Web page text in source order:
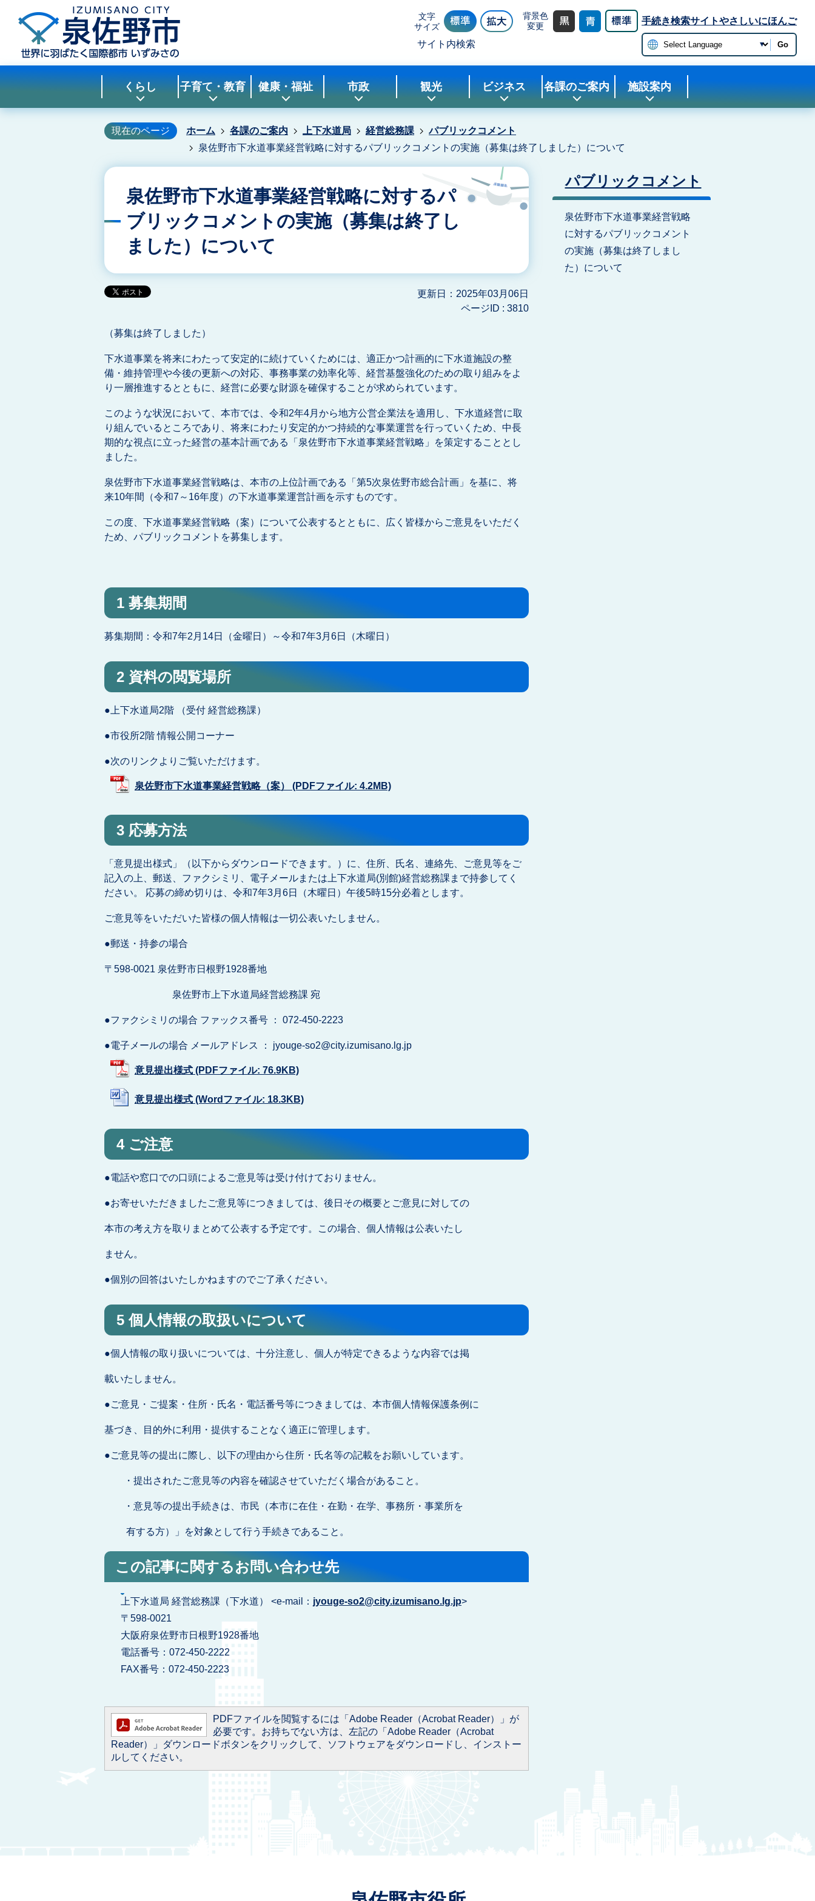
文字
サイズ
背景色
変更
手続き検索サイトやさしいにほんご
サイト内検索 Go
くらし 子育て・教育 健康・福祉 市政 観光 ビジネス 各課のご案内 施設案内
現在のページ ホーム 各課のご案内 上下水道局 経営総務課
パブリックコメント
泉佐野市下水道事業経営戦略に対するパブリックコメントの実施（募集は終了しました）について
泉佐野市下水道事業経営戦略に対するパ
ブリックコメントの実施（募集は終了し
ました）について
更新日：2025年03月06日
ページID : 3810
（募集は終了しました）
下水道事業を将来にわたって安定的に続けていくためには、適正かつ計画的に下水道施設の整
備・維持管理や今後の更新への対応、事務事業の効率化等、経営基盤強化のための取り組みをよ
り一層推進するとともに、経営に必要な財源を確保することが求められています。
このような状況において、本市では、令和2年4月から地方公営企業法を適用し、下水道経営に取
り組んでいるところであり、将来にわたり安定的かつ持続的な事業運営を行っていくため、中長
期的な視点に立った経営の基本計画である「泉佐野市下水道事業経営戦略」を策定することとし
ました。
泉佐野市下水道事業経営戦略は、本市の上位計画である「第5次泉佐野市総合計画」を基に、将
来10年間（令和7～16年度）の下水道事業運営計画を示すものです。
この度、下水道事業経営戦略（案）について公表するとともに、広く皆様からご意見をいただく
ため、パブリックコメントを募集します。
1 募集期間
募集期間：令和7年2月14日（金曜日）～令和7年3月6日（木曜日）
2 資料の閲覧場所
●上下水道局2階 （受付 経営総務課）
●市役所2階 情報公開コーナー
●次のリンクよりご覧いただけます。
泉佐野市下水道事業経営戦略（案） (PDFファイル: 4.2MB)
3 応募方法
「意見提出様式」（以下からダウンロードできます。）に、住所、氏名、連絡先、ご意見等をご
記入の上、郵送、ファクシミリ、電子メールまたは上下水道局(別館)経営総務課まで持参してく
ださい。 応募の締め切りは、令和7年3月6日（木曜日）午後5時15分必着とします。
ご意見等をいただいた皆様の個人情報は一切公表いたしません。
●郵送・持参の場合
〒598-0021 泉佐野市日根野1928番地
泉佐野市上下水道局経営総務課 宛
●ファクシミリの場合 ファックス番号 ： 072-450-2223
●電子メールの場合 メールアドレス ： jyouge-so2@city.izumisano.lg.jp
意見提出様式 (PDFファイル: 76.9KB)
意見提出様式 (Wordファイル: 18.3KB)
4 ご注意
●電話や窓口での口頭によるご意見等は受け付けておりません。
●お寄せいただきましたご意見等につきましては、後日その概要とご意見に対しての
本市の考え方を取りまとめて公表する予定です。この場合、個人情報は公表いたし
ません。
●個別の回答はいたしかねますのでご了承ください。
5 個人情報の取扱いについて
●個人情報の取り扱いについては、十分注意し、個人が特定できるような内容では掲
載いたしません。
●ご意見・ご提案・住所・氏名・電話番号等につきましては、本市個人情報保護条例に
基づき、目的外に利用・提供することなく適正に管理します。
●ご意見等の提出に際し、以下の理由から住所・氏名等の記載をお願いしています。
・提出されたご意見等の内容を確認させていただく場合があること。
・意見等の提出手続きは、市民（本市に在住・在勤・在学、事務所・事業所を
有する方）」を対象として行う手続きであること。
この記事に関するお問い合わせ先
上下水道局 経営総務課（下水道） <e-mail： jyouge-so2@city.izumisano.lg.jp>
​​​​​​​〒598-0021
大阪府泉佐野市日根野1928番地
電話番号：072-450-2222
FAX番号：072-450-2223
PDFファイルを閲覧するには「Adobe Reader（Acrobat Reader）」が
必要です。お持ちでない方は、左記の「Adobe Reader（Acrobat
Reader）」ダウンロードボタンをクリックして、ソフトウェアをダウンロードし、インストー
ルしてください。
パブリックコメント
泉佐野市下水道事業経営戦略
に対するパブリックコメント
の実施（募集は終了しまし
た）について